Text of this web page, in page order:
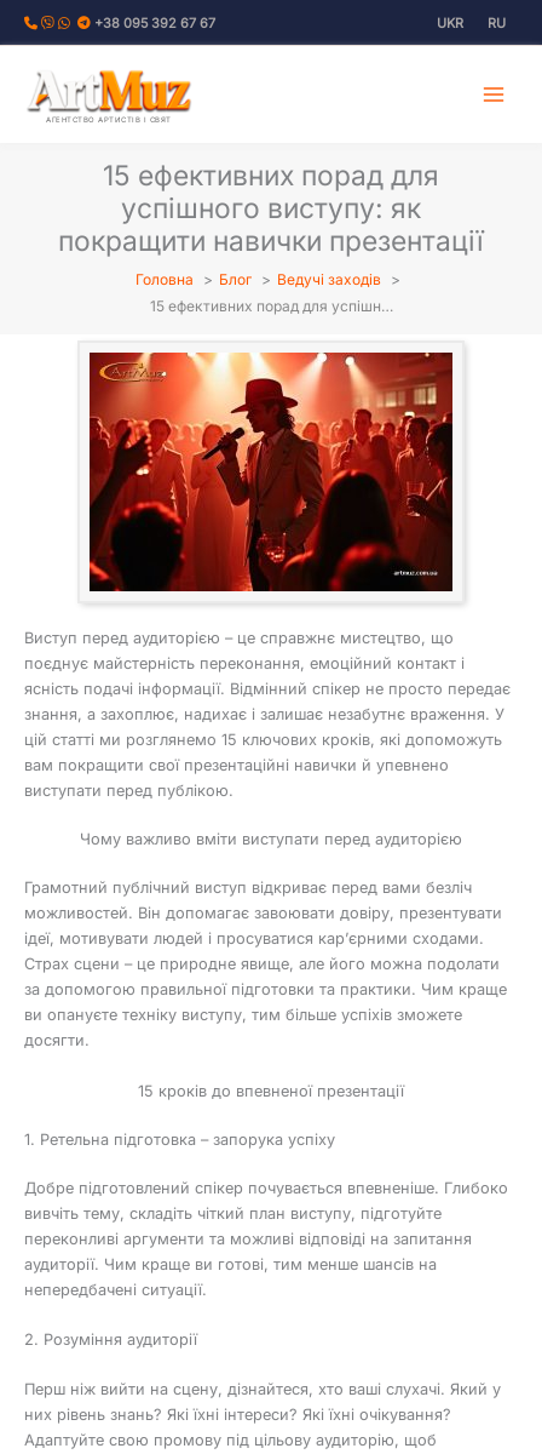
Перейти
+38 095 392 67 67 UKR RU
АГЕНТСТВО АРТИСТІВ І СВЯТ
15 ефективних порад для
успішного виступу: як
покращити навички презентації
Головна Блог
Ведучі заходів
15 ефективних порад для успішн…
Виступ перед аудиторією – це справжнє мистецтво, що
поєднує майстерність переконання, емоційний контакт і
ясність подачі інформації. Відмінний спікер не просто передає
знання, а захоплює, надихає і залишає незабутнє враження. У
цій статті ми розглянемо 15 ключових кроків, які допоможуть
вам покращити свої презентаційні навички й упевнено
виступати перед публікою.
Чому важливо вміти виступати перед аудиторією
Грамотний публічний виступ відкриває перед вами безліч
можливостей. Він допомагає завоювати довіру, презентувати
ідеї, мотивувати людей і просуватися кар’єрними сходами.
Страх сцени – це природне явище, але його можна подолати
за допомогою правильної підготовки та практики. Чим краще
ви опануєте техніку виступу, тим більше успіхів зможете
досягти.
15 кроків до впевненої презентації
1. Ретельна підготовка – запорука успіху
Добре підготовлений спікер почувається впевненіше. Глибоко
вивчіть тему, складіть чіткий план виступу, підготуйте
переконливі аргументи та можливі відповіді на запитання
аудиторії. Чим краще ви готові, тим менше шансів на
непередбачені ситуації.
2. Розуміння аудиторії
Перш ніж вийти на сцену, дізнайтеся, хто ваші слухачі. Який у
них рівень знань? Які їхні інтереси? Які їхні очікування?
Адаптуйте свою промову під цільову аудиторію, щоб